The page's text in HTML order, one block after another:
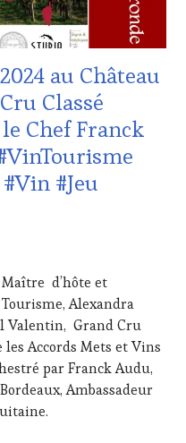
au Château
Classé
Chef Franck
#Jeu
d’hôte et
Alexandra
Valentin, Grand Cru
Accords Mets et Vins
par Franck Audu,
Ambassadeur